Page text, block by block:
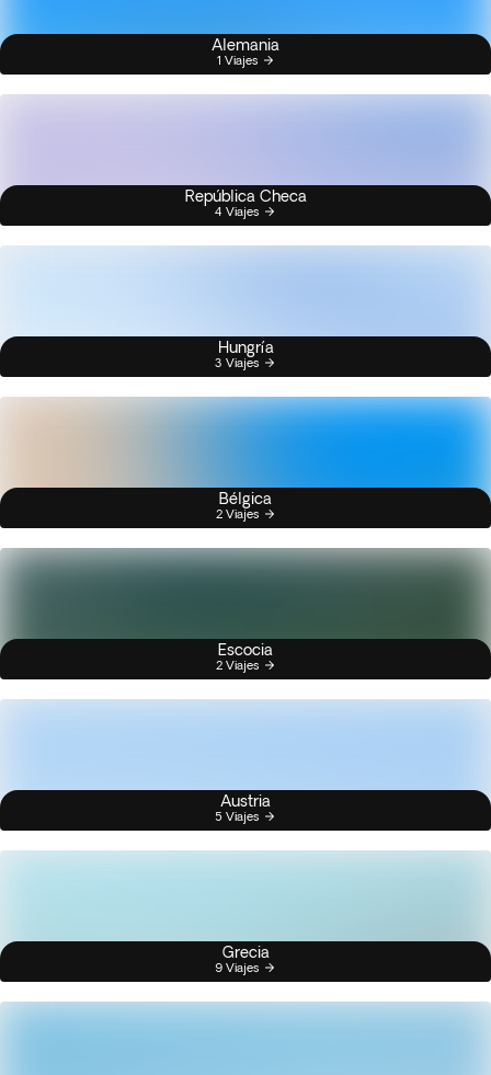
Alemania
1 Viajes
República Checa
4 Viajes
Hungría
3 Viajes
Bélgica
2 Viajes
Escocia
2 Viajes
Austria
5 Viajes
Grecia
9 Viajes